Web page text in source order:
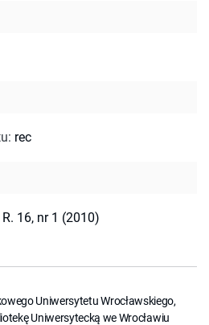
: rec
R. 16, nr 1 (2010)
Uniwersytetu Wrocławskiego,
Uniwersytecką we Wrocławiu